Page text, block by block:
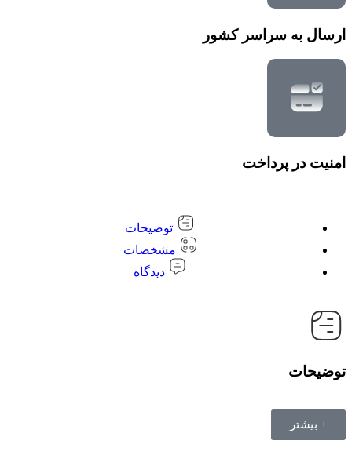
ارسال به سراسر کشور
امنیت در پرداخت
توضیحات
مشخصات
دیدگاه
توضیحات
+ بیشتر